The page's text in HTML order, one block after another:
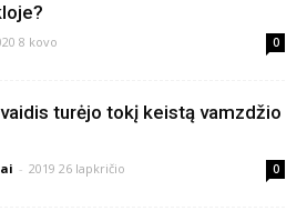
8 kovo 0
turėjo tokį keistą vamzdžio
- 2019 26 lapkričio 0